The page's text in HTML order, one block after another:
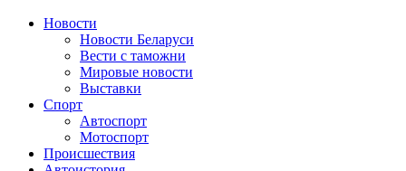
Сайт про автомобили
Новости
Новости Беларуси
Вести с таможни
Мировые новости
Выставки
Спорт
Автоспорт
Мотоспорт
Происшествия